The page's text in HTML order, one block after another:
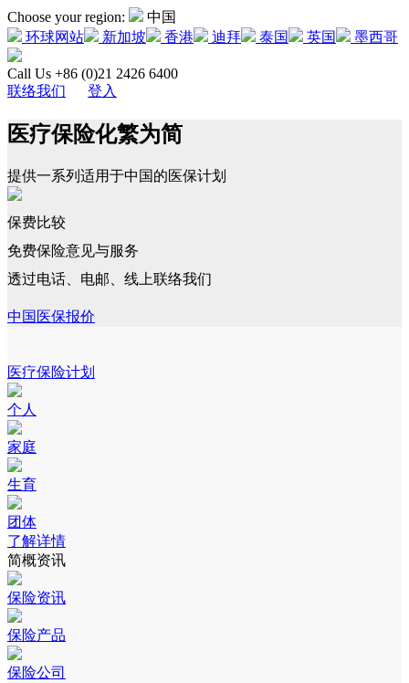
Choose your region:
中国
环球网站
新加坡 香港 迪拜 泰国 英国 墨西哥
Call Us +86 (0)21 2426 6400
联络我们
登入
医疗保险化繁为简
提供一系列适用于中国的医保计划
保费比较
免费保险意见与服务
透过电话、电邮、线上联络我们
中国医保报价
医疗保险计划
个人
家庭
生育
团体
了解详情
简概资讯
保险资讯
保险产品
保险公司